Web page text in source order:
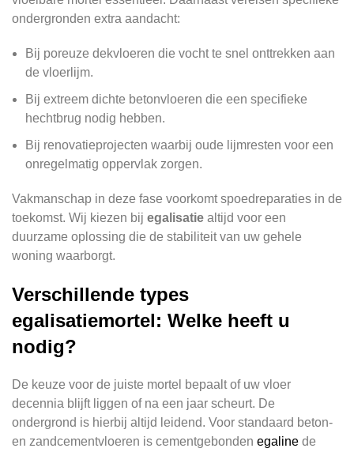
ondergronden extra aandacht:
Bij poreuze dekvloeren die vocht te snel onttrekken aan
de vloerlijm.
Bij extreem dichte betonvloeren die een specifieke
hechtbrug nodig hebben.
Bij renovatieprojecten waarbij oude lijmresten voor een
onregelmatig oppervlak zorgen.
Vakmanschap in deze fase voorkomt spoedreparaties in de
toekomst. Wij kiezen bij egalisatie altijd voor een
duurzame oplossing die de stabiliteit van uw gehele
woning waarborgt.
Verschillende types
egalisatiemortel: Welke heeft u
nodig?
De keuze voor de juiste mortel bepaalt of uw vloer
decennia blijft liggen of na een jaar scheurt. De
ondergrond is hierbij altijd leidend. Voor standaard beton-
en zandcementvloeren is cementgebonden egaline de